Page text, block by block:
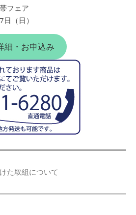
フェア
（日）
細・お申込み
た取組について